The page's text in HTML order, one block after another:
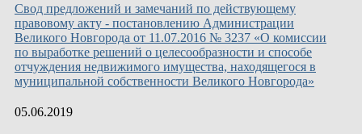
Свод предложений и замечаний по действующему
правовому акту - постановлению Администрации
Великого Новгорода от 11.07.2016 № 3237 «О комиссии
по выработке решений о целесообразности и способе
отчуждения недвижимого имущества, находящегося в
муниципальной собственности Великого Новгорода»
05.06.2019